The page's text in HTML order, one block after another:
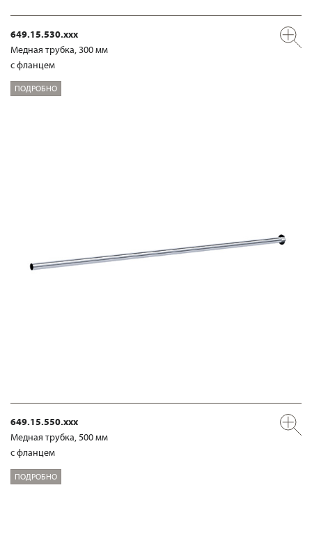
649.15.530.xxx
Медная трубка, 300 мм
с фланцем
ПОДРОБНО
649.15.550.xxx
Медная трубка, 500 мм
с фланцем
ПОДРОБНО